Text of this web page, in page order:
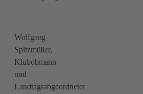
Wolfgang
Spitzmüller,
Klubobmann
und
Landtagsabgeordneter